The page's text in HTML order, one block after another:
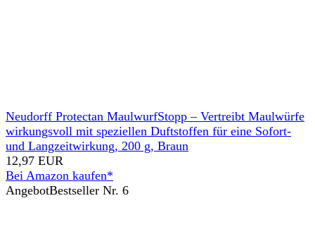
Neudorff Protectan MaulwurfStopp – Vertreibt Maulwürfe
wirkungsvoll mit speziellen Duftstoffen für eine Sofort-
und Langzeitwirkung, 200 g, Braun
12,97 EUR
Bei Amazon kaufen*
AngebotBestseller Nr. 6